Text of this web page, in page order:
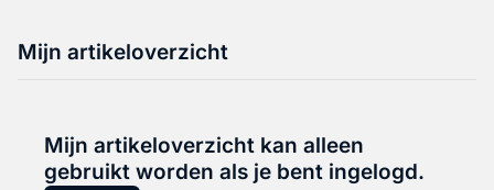
Mijn artikeloverzicht
Mijn artikeloverzicht kan alleen
gebruikt worden als je bent ingelogd.